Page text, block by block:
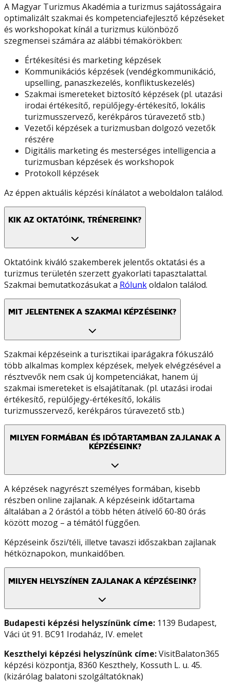
A Magyar Turizmus Akadémia a turizmus sajátosságaira
optimalizált szakmai és kompetenciafejlesztő képzéseket
és workshopokat kínál a turizmus különböző
szegmensei számára az alábbi témakörökben:
Értékesítési és marketing képzések
Kommunikációs képzések (vendégkommunikáció,
upselling, panaszkezelés, konfliktuskezelés)
Szakmai ismereteket biztosító képzések (pl. utazási
irodai értékesítő, repülőjegy-értékesítő, lokális
turizmusszervező, kerékpáros túravezető stb.)
Vezetői képzések a turizmusban dolgozó vezetők
részére
Digitális marketing és mesterséges intelligencia a
turizmusban képzések és workshopok
Protokoll képzések
Az éppen aktuális képzési kínálatot a weboldalon találod.
KIK AZ OKTATÓINK, TRÉNEREINK?
Oktatóink kiváló szakemberek jelentős oktatási és a
turizmus területén szerzett gyakorlati tapasztalattal.
Szakmai bemutatkozásukat a Rólunkoldalon találod.
MIT JELENTENEK A SZAKMAI KÉPZÉSEINK?
Szakmai képzéseink a turisztikai iparágakra fókuszáló
több alkalmas komplex képzések, melyek elvégzésével a
résztvevők nem csak új kompetenciákat, hanem új
szakmai ismereteket is elsajátítanak. (pl. utazási irodai
értékesítő, repülőjegy-értékesítő, lokális
turizmusszervező, kerékpáros túravezető stb.)
MILYEN FORMÁBAN ÉS IDŐTARTAMBAN ZAJLANAK A
KÉPZÉSEINK?
A képzések nagyrészt személyes formában, kisebb
részben online zajlanak. A képzéseink időtartama
általában a 2 órástól a több héten átívelő 60-80 órás
között mozog – a témától függően.
Képzéseink őszi/téli, illetve tavaszi időszakban zajlanak
hétköznapokon, munkaidőben.
MILYEN HELYSZÍNEN ZAJLANAK A KÉPZÉSEINK?
Budapesti képzési helyszínünk címe: 1139 Budapest,
Váci út 91. BC91 Irodaház, IV. emelet
Keszthelyi képzési helyszínünk címe:VisitBalaton365
képzési központja, 8360 Keszthely, Kossuth L. u. 45.
(kizárólag balatoni szolgáltatóknak)